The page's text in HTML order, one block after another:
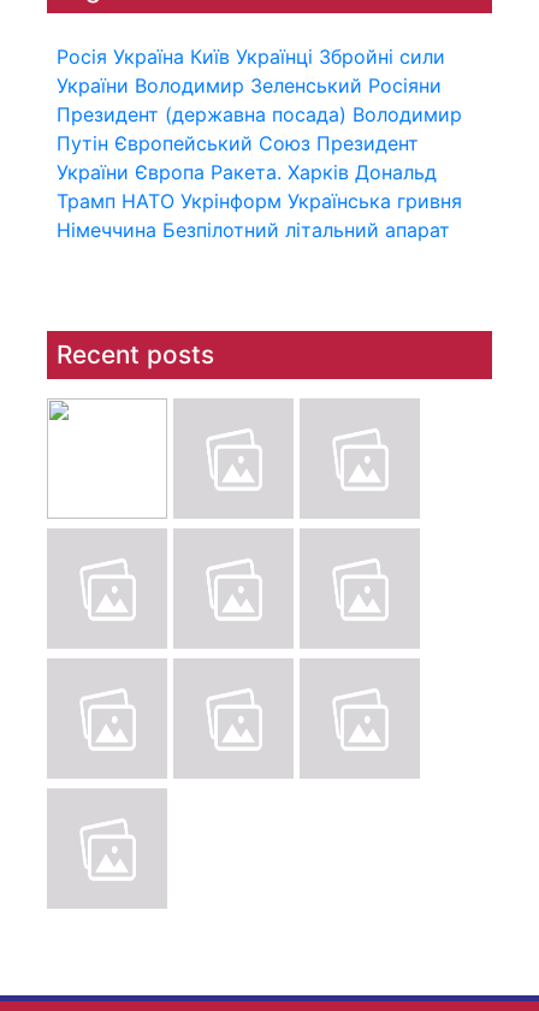
Росія Україна Київ Українці Збройні сили
України Володимир Зеленський Росіяни
Президент (державна посада) Володимир
Путін Європейський Союз Президент
України Європа Ракета. Харків Дональд
Трамп НАТО Укрінформ Українська гривня
Німеччина Безпілотний літальний апарат
Recent posts